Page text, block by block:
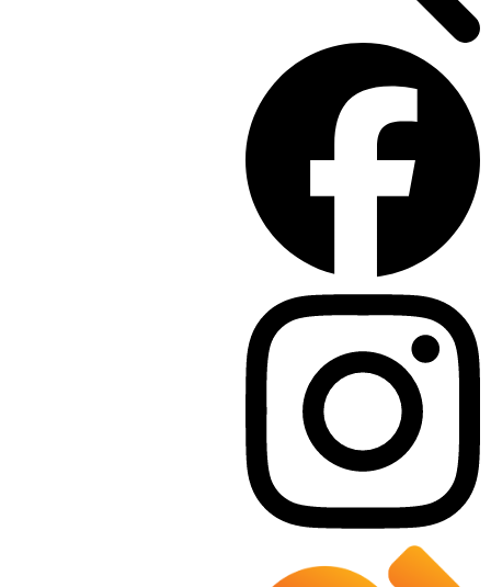
Sie finden auf den nachstehenden Seiten die
Angebote der Marktgemeinde Premstätten zur
Unterstützung bei der Pflege und einen Überblick
der Angebote von Institutionen:
Mobile Dienste